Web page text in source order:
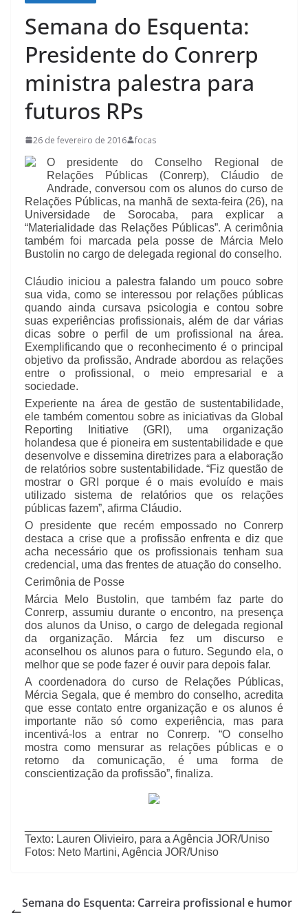
Semana do Esquenta:
Presidente do Conrerp
ministra palestra para
futuros RPs
26 de fevereiro de 2016
focas
O presidente do Conselho Regional de
Relações Públicas (Conrerp), Cláudio de
Andrade, conversou com os alunos do curso de
Relações Públicas, na manhã de sexta-feira (26), na
Universidade de Sorocaba, para explicar a
“Materialidade das Relações Públicas”. A cerimônia
também foi marcada pela posse de Márcia Melo
Bustolin no cargo de delegada regional do conselho.
Cláudio iniciou a palestra falando um pouco sobre
sua vida, como se interessou por relações públicas
quando ainda cursava psicologia e contou sobre
suas experiências profissionais, além de dar várias
dicas sobre o perfil de um profissional na área.
Exemplificando que o reconhecimento é o principal
objetivo da profissão, Andrade abordou as relações
entre o profissional, o meio empresarial e a
sociedade.
Experiente na área de gestão de sustentabilidade,
ele também comentou sobre as iniciativas da Global
Reporting Initiative (GRI), uma organização
holandesa que é pioneira em sustentabilidade e que
desenvolve e dissemina diretrizes para a elaboração
de relatórios sobre sustentabilidade. “Fiz questão de
mostrar o GRI porque é o mais evoluído e mais
utilizado sistema de relatórios que os relações
públicas fazem”, afirma Cláudio.
O presidente que recém empossado no Conrerp
destaca a crise que a profissão enfrenta e diz que
acha necessário que os profissionais tenham sua
credencial, uma das frentes de atuação do conselho.
Cerimônia de Posse
Márcia Melo Bustolin, que também faz parte do
Conrerp, assumiu durante o encontro, na presença
dos alunos da Uniso, o cargo de delegada regional
da organização. Márcia fez um discurso e
aconselhou os alunos para o futuro. Segundo ela, o
melhor que se pode fazer é ouvir para depois falar.
A coordenadora do curso de Relações Públicas,
Mércia Segala, que é membro do conselho, acredita
que esse contato entre organização e os alunos é
importante não só como experiência, mas para
incentivá-los a entrar no Conrerp. “O conselho
mostra como mensurar as relações públicas e o
retorno da comunicação, é uma forma de
conscientização da profissão”, finaliza.
Texto: Lauren Olivieiro, para a Agência JOR/Uniso
Fotos: Neto Martini, Agência JOR/Uniso
Semana do Esquenta: Carreira profissional e humor